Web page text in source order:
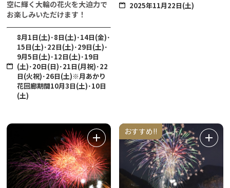
空に輝く大輪の花火を大迫力で
お楽しみいただけます！
8月1日(土)･8日(土)･14日(金)･
15日(土)･22日(土)･29日(土)･
9月5日(土)･12日(土)･19日
(土)･20日(日)･21日(月祝)･22
日(火祝)･26日(土)※月あかり
花回廊期間10月3日(土)･10日
(土)
2025年11月22日(土)
おすすめ!!